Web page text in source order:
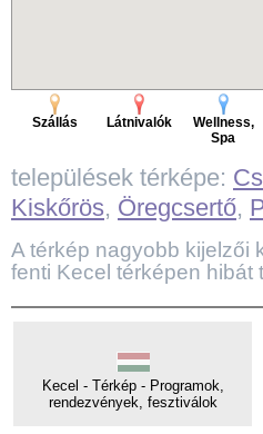
Szállás Látnivalók
Wellness,
Spa
települések térképe:
Kiskőrös, Öregcsertő,
A térkép nagyobb kijelzői
fenti Kecel térképen
Kecel - Térkép - Programok,
rendezvények, fesztiválok